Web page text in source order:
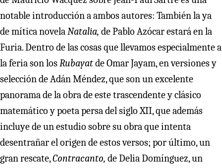
notable introducción a ambos autores: También la ya
de mítica novelaNatalia, de Pablo Azócar estará en la
Furia. Dentro de las cosas que llevamos especialmente a
la feria son losRubayatde Omar Jayam, en versiones y
selección de Adán Méndez, que son un excelente
panorama de la obra de este trascendente y clásico
matemático y poeta persa del siglo XII, que además
incluye de un estudio sobre su obra que intenta
desentrañar el origen de estos versos; por último, un
gran rescate,Contracanto, de Delia Domínguez, un